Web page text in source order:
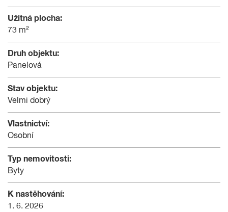
Užitná plocha:
73 m²
Druh objektu:
Panelová
Stav objektu:
Velmi dobrý
Vlastnictví:
Osobní
Typ nemovitosti:
Byty
K nastěhování:
1. 6. 2026